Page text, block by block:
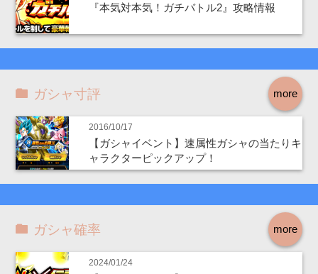
『本気対本気！ガチバトル2』攻略情報
more
ガシャ寸評
2016/10/17
【ガシャイベント】速属性ガシャの当たりキ
ャラクターピックアップ！
more
ガシャ確率
2024/01/24